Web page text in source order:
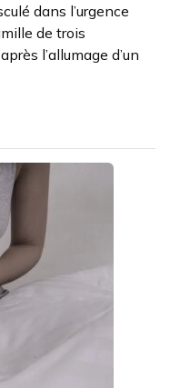
dans l’urgence
de trois
l’allumage d’un